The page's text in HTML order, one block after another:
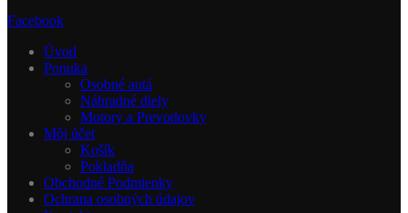
Facebook
Úvod
Ponuka
Osobné autá
Náhradné diely
Motory a Prevodovky
Môj účet
Košík
Pokladňa
Obchodné Podmienky
Ochrana osobných údajov